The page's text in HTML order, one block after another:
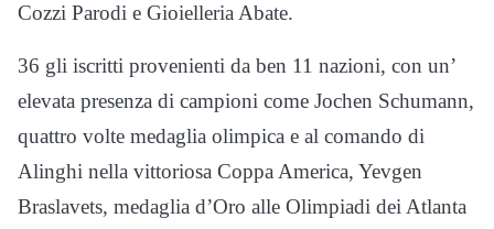
Cozzi Parodi e Gioielleria Abate.
36 gli iscritti provenienti da ben 11 nazioni, con un’
elevata presenza di campioni come Jochen Schumann,
quattro volte medaglia olimpica e al comando di
Alinghi nella vittoriosa Coppa America, Yevgen
Braslavets, medaglia d’Oro alle Olimpiadi dei Atlanta